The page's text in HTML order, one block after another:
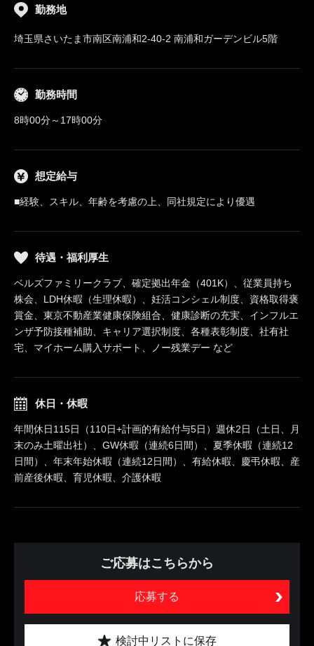
勤務地
埼玉県さいたま市南区南浦和2-40-2 南浦和ガーデンビル5階
勤務時間
8時00分～17時00分
想定給与
■経験、スキル、年齢を考慮の上、同社規定により優遇
待遇・福利厚生
ベルズファミリークラブ、確定拠出年金（401K）、従業員持ち
株会、LDH休暇（生理休暇）、妊活コンシェル制度、資格取得褒
賞金、東京不動産業健康保険組合、健康診断の充実、インフルエ
ンザ予防接種補助、キャリア選択制度、各種表彰制度、社有社
宅、マイホーム購入サポート、ノー残業デー など
休日・休暇
年間休日115日（110日+計画的有給付与5日）週休2日（土日、月
末のみ土曜出社）、GW休暇（連続6日間）、夏季休暇（連続12
日間）、年末年始休暇（連続12日間）、有給休暇、慶弔休暇、産
前産後休暇、育児休暇、介護休暇
ご応募はこちらから
応募する
検討中リストに保存